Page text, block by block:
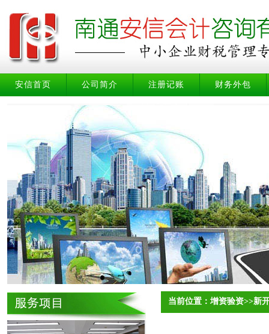
安信首页
安信首页
公司简介 注册记账 财务外包
当前位置： 增资验资>>新